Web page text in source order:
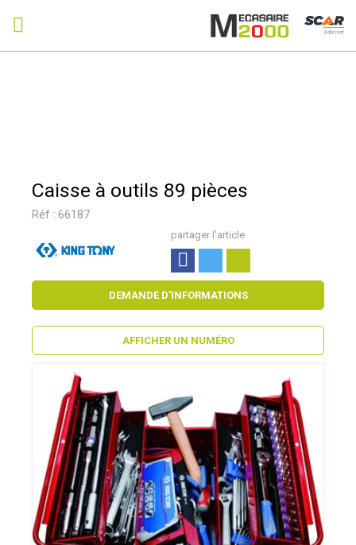
Adhérent
Caisse à outils 89 pièces
Réf : 66187
partager l'article
DEMANDE D'INFORMATIONS
AFFICHER UN NUMÉRO